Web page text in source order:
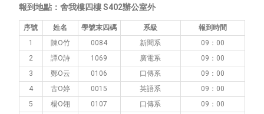
報到地點：舍我樓四樓 S402辦公室外
序號 姓名 學號末四碼 系級
報到時間
1
陳Ο竹 0084 新聞系
09：00
2
譚Ο詩 1069 廣電系
09：00
3
鄭Ο云 0106 口傳系
09：00
4
古Ο婷 0015 英語系
09：00
5
楊Ο翎 0107 口傳系
09：00